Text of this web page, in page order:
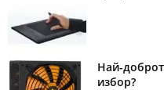
Най-
избор?